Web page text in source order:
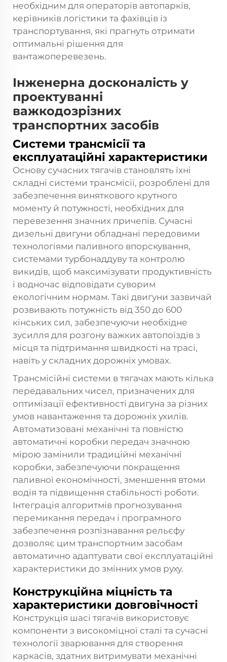
необхідним для операторів автопарків,
керівників логістики та фахівців із
транспортування, які прагнуть отримати
оптимальні рішення для
вантажоперевезень.
Інженерна досконалість у
проектуванні
важкодозрізних
транспортних засобів
Системи трансмісії та
експлуатаційні характеристики
Основу сучасних тягачів становлять їхні
складні системи трансмісії, розроблені для
забезпечення виняткового крутного
моменту й потужності, необхідних для
перевезення значних причепів. Сучасні
дизельні двигуни обладнані передовими
технологіями паливного впорскування,
системами турбонаддуву та контролю
викидів, щоб максимізувати продуктивність
і водночас відповідати суворим
екологічним нормам. Такі двигуни зазвичай
розвивають потужність від 350 до 600
кінських сил, забезпечуючи необхідне
зусилля для розгону важких автопоїздів з
місця та підтримання швидкості на трасі,
навіть у складних дорожніх умовах.
Трансмісійні системи в тягачах мають кілька
передавальних чисел, призначених для
оптимізації ефективності двигуна за різних
умов навантаження та дорожніх ухилів.
Автоматизовані механічні та повністю
автоматичні коробки передач значною
мірою замінили традиційні механічні
коробки, забезпечуючи покращення
паливної економічності, зменшення втоми
водія та підвищення стабільності роботи.
Інтеграція алгоритмів прогнозування
перемикання передач і програмного
забезпечення розпізнавання рельєфу
дозволяє цим транспортним засобам
автоматично адаптувати свої експлуатаційні
характеристики до змінних умов руху.
Конструкційна міцність та
характеристики довговічності
Конструкція шасі тягачів використовує
компоненти з високоміцної сталі та сучасні
технології зварювання для створення
каркасів, здатних витримувати механічні